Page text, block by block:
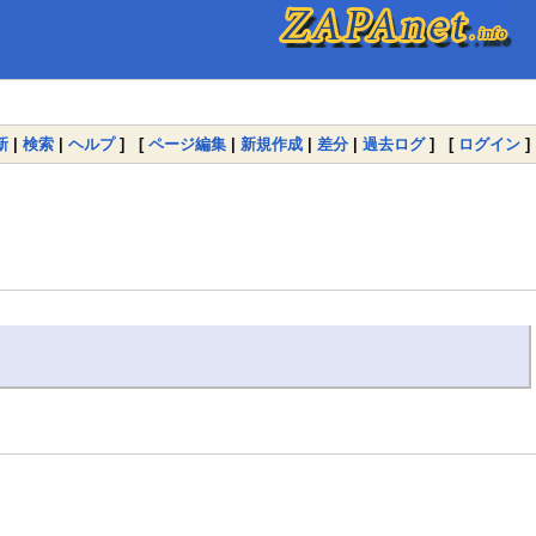
| 検索 | ヘルプ] [ ページ編集 | 新規作成 | 差分 | 過去ログ] [ ログイン ]